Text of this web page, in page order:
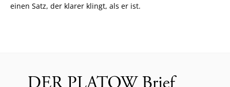
einen Satz, der klarer klingt, als er ist.